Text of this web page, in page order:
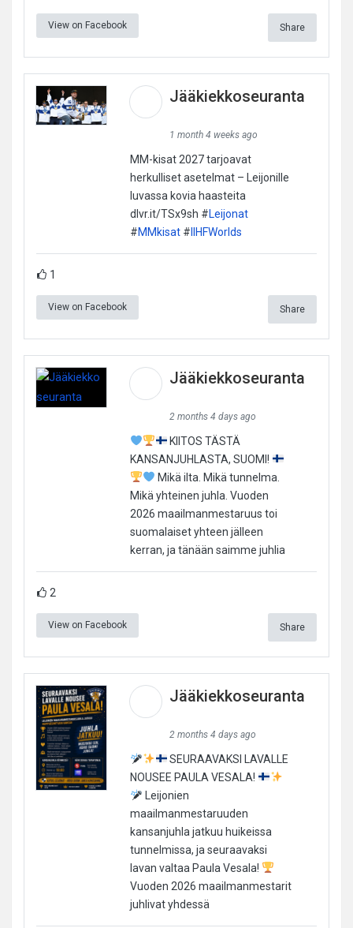
View on Facebook Share
Jääkiekkoseuranta
1 month 4 weeks ago
MM-kisat 2027 tarjoavat
herkulliset asetelmat – Leijonille
luvassa kovia haasteita
dlvr.it/TSx9sh #Leijonat
#MMkisat#IIHFWorlds
1
View on Facebook Share
Jääkiekkoseuranta
2 months 4 days ago
KIITOS TÄSTÄ
KANSANJUHLASTA, SUOMI!
Mikä ilta. Mikä tunnelma.
Mikä yhteinen juhla. Vuoden
2026 maailmanmestaruus toi
suomalaiset yhteen jälleen
kerran, ja tänään saimme juhlia
2
View on Facebook Share
Jääkiekkoseuranta
2 months 4 days ago
SEURAAVAKSI LAVALLE
NOUSEE PAULA VESALA!
Leijonien
maailmanmestaruuden
kansanjuhla jatkuu huikeissa
tunnelmissa, ja seuraavaksi
lavan valtaa Paula Vesala!
Vuoden 2026 maailmanmestarit
juhlivat yhdessä